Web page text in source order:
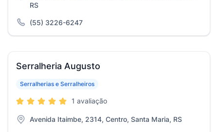
RS
(55) 3226-6247
Serralheria Augusto
Serralherias e Serralheiros
1 avaliação
Avenida Itaimbe, 2314, Centro, Santa Maria, RS